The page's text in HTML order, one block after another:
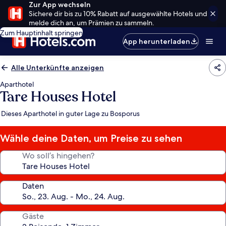
Zur App wechseln
Sichere dir bis zu 10% Rabatt auf ausgewählte Hotels und
melde dich an, um Prämien zu sammeln.
Zum Hauptinhalt springen
App herunterladen
Alle Unterkünfte anzeigen
Aparthotel
Tare Houses Hotel
Dieses Aparthotel in guter Lage zu Bosporus
Wähle deine Daten, um Preise zu sehen
Wo soll’s hingehen?
Daten
Gäste